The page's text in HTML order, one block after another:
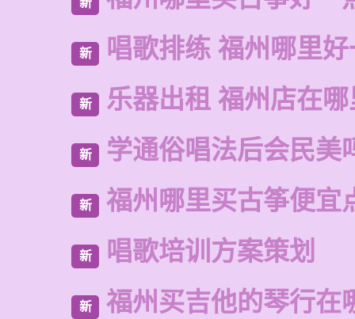
新
新 唱歌排练 福州哪里
新 乐器出租 福州店在
新 学通俗唱法后会民美
新 福州哪里买古筝便宜
新 唱歌培训方案策划
新 福州买吉他的琴行在